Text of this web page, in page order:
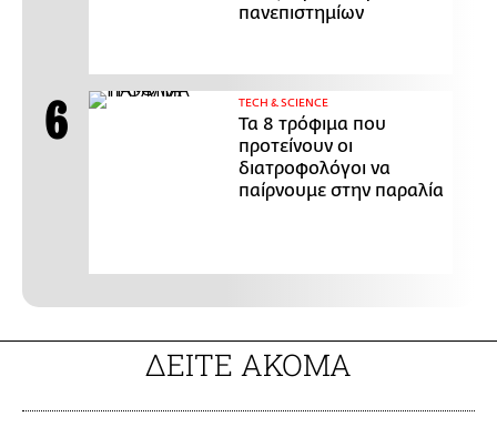
πανεπιστημίων
ΤECH & SCIENCE
Τα 8 τρόφιμα που
προτείνουν οι
διατροφολόγοι να
παίρνουμε στην παραλία
ΔΕΙΤΕ ΑΚΟΜΑ